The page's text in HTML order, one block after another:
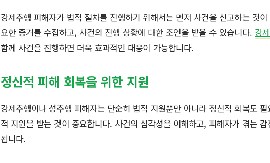
강제추행 피해자가 법적 절차를 진행하기 위해서는 먼저 사건을 신고하는 것
요한 증거를 수집하고, 사건의 진행 상황에 대한 조언을 받을 수 있습니다. 강
함께 사건을 진행하면 더욱 효과적인 대응이 가능합니다.
정신적 피해 회복을 위한 지원
강제추행이나 성추행 피해자는 단순히 법적 지원뿐만 아니라 정신적 회복도
적 지원을 받는 것이 중요합니다. 사건의 심각성을 이해하고, 피해자가 겪는
됩니다.